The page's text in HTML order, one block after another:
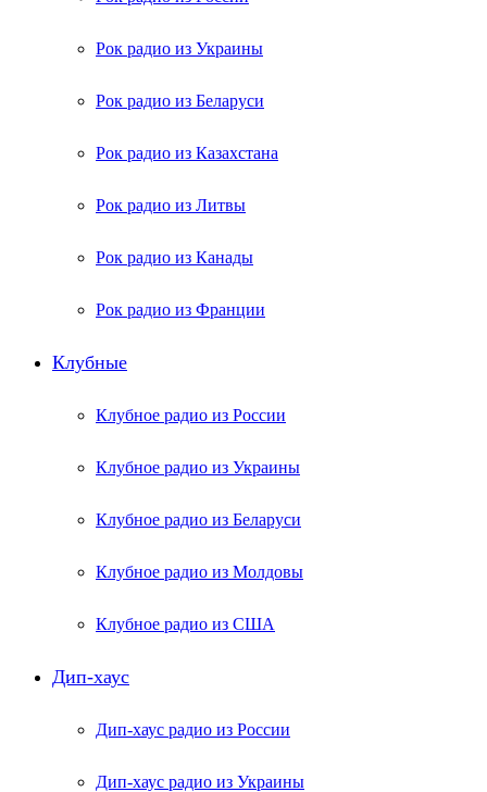
Рок радио из Украины
Рок радио из Беларуси
Рок радио из Казахстана
Рок радио из Литвы
Рок радио из Канады
Рок радио из Франции
Клубные
Клубное радио из России
Клубное радио из Украины
Клубное радио из Беларуси
Клубное радио из Молдовы
Клубное радио из США
Дип-хаус
Дип-хаус радио из России
Дип-хаус радио из Украины